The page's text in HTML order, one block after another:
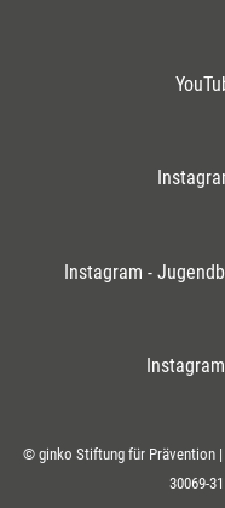
Instagram -
© ginko Stiftung für Prävention |
30069-31